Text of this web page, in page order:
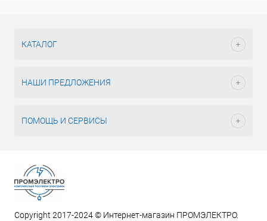
КАТАЛОГ
НАШИ ПРЕДЛОЖЕНИЯ
ПОМОЩЬ И СЕРВИСЫ
Copyright 2017-2024 © Интернет-магазин ПРОМЭЛЕКТРО.